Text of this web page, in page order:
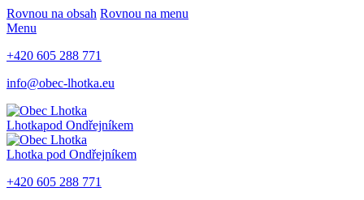
Rovnou na obsah Rovnou na menu
Menu
+420 605 288 771
info@obec-lhotka.eu
Lhotkapod Ondřejníkem
Lhotka pod Ondřejníkem
+420 605 288 771